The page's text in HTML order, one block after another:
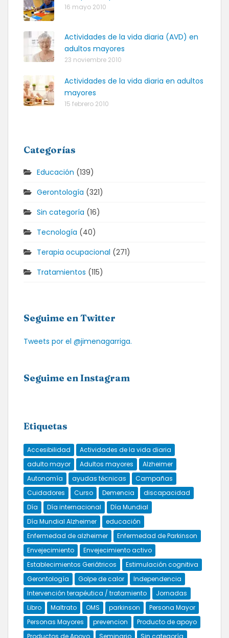
16 mayo 2010
Actividades de la vida diaria (AVD) en
adultos mayores
23 noviembre 2010
Actividades de la vida diaria en adultos
mayores
15 febrero 2010
Categorías
Educación (139)
Gerontología (321)
Sin categoría (16)
Tecnología (40)
Terapia ocupacional (271)
Tratamientos (115)
Seguime en Twitter
Tweets por el @jimenagarriga.
Seguime en Instagram
Etiquetas
Accesibilidad
Actividades de la vida diaria
adulto mayor
Adultos mayores
Alzheimer
Autonomía
ayudas técnicas
Campañas
Cuidadores
Curso Demencia
discapacidad
Día
Día internacional
Día Mundial
Día Mundial Alzheimer
educación
Enfermedad de alzheimer
Enfermedad de Parkinson
Envejecimiento
Envejecimiento activo
Establecimientos Geriátricos
Estimulación cognitiva
Gerontología
Golpe de calor
Independencia
Intervención terapéutica / tratamiento
Jornadas
Libro
Maltrato OMS parkinson
Persona Mayor
Personas Mayores
prevencion
Producto de apoyo
Productos de Apoyo
Seminario
Sin categoría